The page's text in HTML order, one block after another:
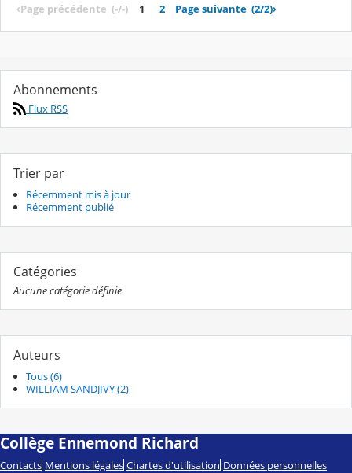
‹Page précédente (-/-) 1 2 Page suivante (2/2)›
Abonnements
Flux RSS
Trier par
Récemment mis à jour
Récemment publié
Catégories
Aucune catégorie définie
Auteurs
Tous (6)
WILLIAM SANDJIVY (2)
Collège Ennemond Richard
Contacts Mentions légales Chartes d'utilisation Données personnelles